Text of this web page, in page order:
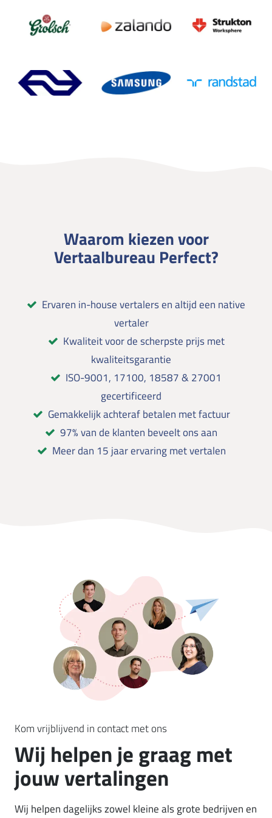
Waarom kiezen voor
Vertaalbureau Perfect?
Ervaren in-house vertalers en altijd een native
vertaler
Kwaliteit voor de scherpste prijs met
kwaliteitsgarantie
ISO-9001, 17100, 18587 & 27001
gecertificeerd
Gemakkelijk achteraf betalen met factuur
97% van de klanten beveelt ons aan
Meer dan 15 jaar ervaring met vertalen
Kom vrijblijvend in contact met ons
Wij helpen je graag met
jouw vertalingen
Wij helpen dagelijks zowel kleine als grote bedrijven en